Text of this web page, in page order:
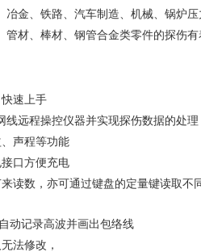
金、铁路、汽车制造、机械、锅炉
材、棒材、钢管合金类零件的探伤有
速上手
远程操控仪器并实现探伤数据的处理
声程等功能
口方便充电
读数，亦可通过键盘的定量键读取不
动记录高波并画出包络线
法修改，